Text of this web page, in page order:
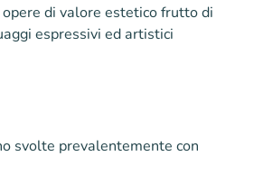
di valore estetico frutto di
espressivi ed artistici
svolte prevalentemente con